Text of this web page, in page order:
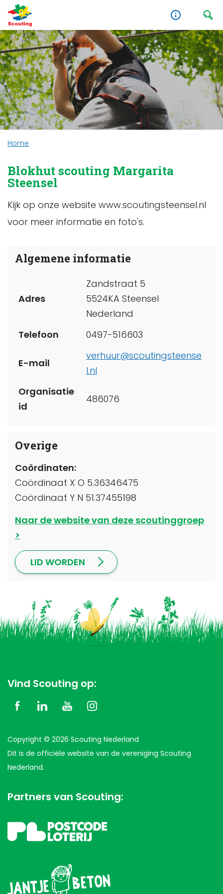
Home
Blokhut scouting Margarita
Steensel
Kijk op onze website www.scoutingsteensel.nl
voor meer informatie en foto's.
Algemene informatie
Adres
Zandstraat 5
5524KA Steensel
Nederland
Telefoon
0497-516603
E-mail
verhuur@scoutingsteense
l.nl
Organisatie
id
486076
Overige
Coördinaten:
Coördinaat X O 5.36346475
Coördinaat Y N 51.37455198
Naar de website van deze scoutinggroep
LID WORDEN
Vind Scouting op:
Copyright © 2026 Scouting Nederland
Dit is de officiële website van de vereniging Scouting
Nederland.
Partners van Scouting: